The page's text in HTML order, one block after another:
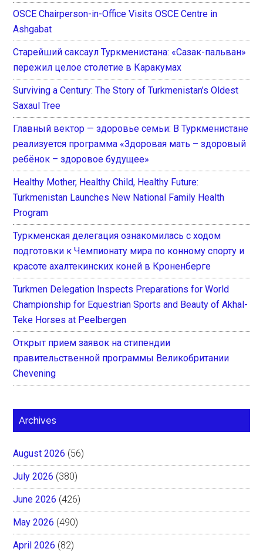
OSCE Chairperson-in-Office Visits OSCE Centre in
Ashgabat
Старейший саксаул Туркменистана: «Сазак-пальван»
пережил целое столетие в Каракумах
Surviving a Century: The Story of Turkmenistan’s Oldest
Saxaul Tree
Главный вектор — здоровье семьи: В Туркменистане
реализуется программа «Здоровая мать – здоровый
ребёнок – здоровое будущее»
Healthy Mother, Healthy Child, Healthy Future:
Turkmenistan Launches New National Family Health
Program
Туркменская делегация ознакомилась с ходом
подготовки к Чемпионату мира по конному спорту и
красоте ахалтекинских коней в Кроненберге
Turkmen Delegation Inspects Preparations for World
Championship for Equestrian Sports and Beauty of Akhal-
Teke Horses at Peelbergen
Открыт прием заявок на стипендии
правительственной программы Великобритании
Chevening
Archives
August 2026 (56)
July 2026 (380)
June 2026 (426)
May 2026 (490)
April 2026 (82)